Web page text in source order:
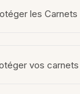
les Carnets
vos carnets